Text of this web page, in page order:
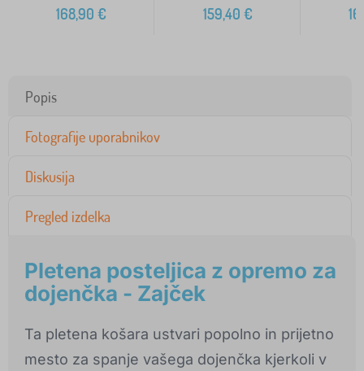
168,90 € 159,40 €
Popis
Fotografije uporabnikov
Diskusija
Pregled izdelka
Pletena posteljica z opremo za
dojenčka - Zajček
Ta pletena košara ustvari popolno in prijetno
mesto za spanje vašega dojenčka kjerkoli v